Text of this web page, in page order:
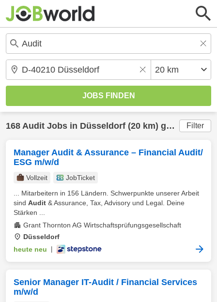
168 Audit Jobs in Düsseldorf (20 km) gefunden Filter
Manager Audit & Assurance – Financial Audit/
ESG m/w/d
Vollzeit
JobTicket
... Mitarbeitern in 156 Ländern. Schwerpunkte unserer Arbeit
sind Audit & Assurance, Tax, Advisory und Legal. Deine
Stärken ...
Grant Thornton AG Wirtschaftsprüfungsgesellschaft
Düsseldorf
heute neu
Senior Manager IT-Audit / Financial Services
m/w/d